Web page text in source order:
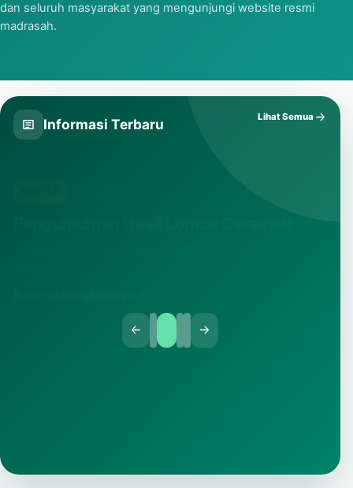
dan seluruh masyarakat yang mengunjungi website resmi
madrasah.
Informasi Terbaru Lihat Semua